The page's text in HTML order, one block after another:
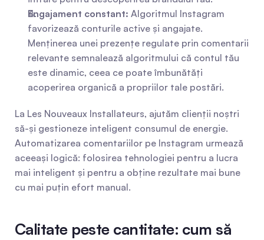
Engajament constant: Algoritmul Instagram
favorizează conturile active și angajate.
Menținerea unei prezențe regulate prin comentarii
relevante semnalează algoritmului că contul tău
este dinamic, ceea ce poate îmbunătăți
acoperirea organică a propriilor tale postări.
La Les Nouveaux Installateurs, ajutăm clienții noștri
să-și gestioneze inteligent consumul de energie.
Automatizarea comentariilor pe Instagram urmează
aceeași logică: folosirea tehnologiei pentru a lucra
mai inteligent și pentru a obține rezultate mai bune
cu mai puțin efort manual.
Calitate peste cantitate: cum să